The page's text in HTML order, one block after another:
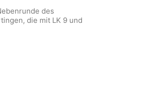
des
die mit LK 9 und